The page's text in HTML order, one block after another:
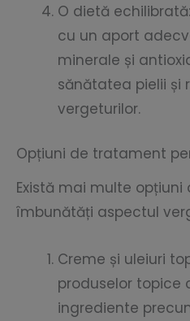
O dietă
cu un aport
minerale și
sănătatea pielii și
vergeturilor.
Opțiuni de tratament
Există mai multe
îmbunătăți aspectul
Creme și uleiuri
produselor topice
ingrediente